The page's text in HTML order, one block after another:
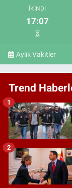
İKINDI
17:07
Aylık Vakitler
Trend
1
2